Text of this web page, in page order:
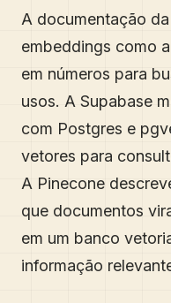
A documentação
embeddings como
em números para
usos. A Supabase
com Postgres e
vetores para
A Pinecone
que documentos
em um banco
informação